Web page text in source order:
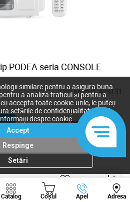
PODEA seria CONSOLE
Cod produs:423131
12 000
+
Catalog Coșul Apel Adresa
Viber Whatsapp
similare pentru a asigura buna
a analiza traficul și pentru a
accepta toate cookie-urile, le puteți
setările de confidențialitate după
Informații despre cookie
Accept
Respinge
Setări